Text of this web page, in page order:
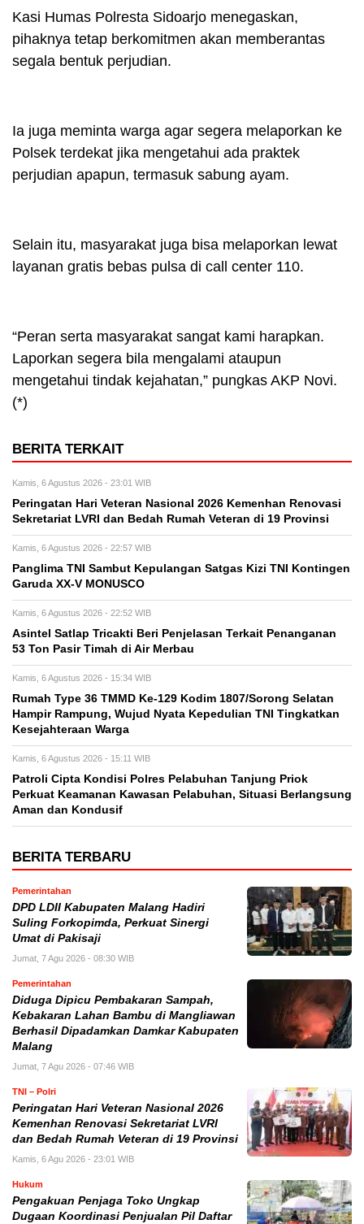
Kasi Humas Polresta Sidoarjo menegaskan,
pihaknya tetap berkomitmen akan memberantas
segala bentuk perjudian.
Ia juga meminta warga agar segera melaporkan ke
Polsek terdekat jika mengetahui ada praktek
perjudian apapun, termasuk sabung ayam.
Selain itu, masyarakat juga bisa melaporkan lewat
layanan gratis bebas pulsa di call center 110.
“Peran serta masyarakat sangat kami harapkan.
Laporkan segera bila mengalami ataupun
mengetahui tindak kejahatan,” pungkas AKP Novi.
(*)
BERITA TERKAIT
Kamis, 6 Agustus 2026 - 23:01 WIB
Peringatan Hari Veteran Nasional 2026 Kemenhan Renovasi
Sekretariat LVRI dan Bedah Rumah Veteran di 19 Provinsi
Kamis, 6 Agustus 2026 - 22:57 WIB
Panglima TNI Sambut Kepulangan Satgas Kizi TNI Kontingen
Garuda XX-V MONUSCO
Kamis, 6 Agustus 2026 - 22:52 WIB
Asintel Satlap Tricakti Beri Penjelasan Terkait Penanganan
53 Ton Pasir Timah di Air Merbau
Kamis, 6 Agustus 2026 - 15:34 WIB
Rumah Type 36 TMMD Ke-129 Kodim 1807/Sorong Selatan
Hampir Rampung, Wujud Nyata Kepedulian TNI Tingkatkan
Kesejahteraan Warga
Kamis, 6 Agustus 2026 - 15:11 WIB
Patroli Cipta Kondisi Polres Pelabuhan Tanjung Priok
Perkuat Keamanan Kawasan Pelabuhan, Situasi Berlangsung
Aman dan Kondusif
BERITA TERBARU
Pemerintahan
DPD LDII Kabupaten Malang Hadiri
Suling Forkopimda, Perkuat Sinergi
Umat di Pakisaji
Jumat, 7 Agu 2026 - 08:30 WIB
Pemerintahan
Diduga Dipicu Pembakaran Sampah,
Kebakaran Lahan Bambu di Mangliawan
Berhasil Dipadamkan Damkar Kabupaten
Malang
Jumat, 7 Agu 2026 - 07:46 WIB
TNI – Polri
Peringatan Hari Veteran Nasional 2026
Kemenhan Renovasi Sekretariat LVRI
dan Bedah Rumah Veteran di 19 Provinsi
Kamis, 6 Agu 2026 - 23:01 WIB
Hukum
Pengakuan Penjaga Toko Ungkap
Dugaan Koordinasi Penjualan Pil Daftar